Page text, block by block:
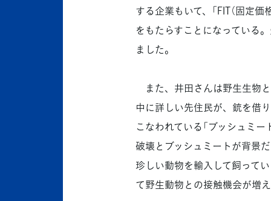
する企業もいて、「FIT（固定
をもたらすことになっている
ました。
また、井田さんは野生生物
中に詳しい先住民が、銃を借
こなわれている「ブッシュミ
破壊とブッシュミートが背景
珍しい動物を輸入して飼って
て野生動物との接触機会が増